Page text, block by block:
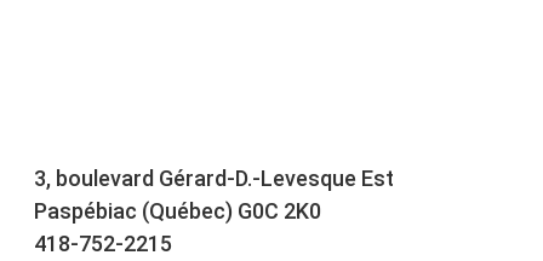
3, boulevard Gérard-D.-Levesque Est
Paspébiac (Québec) G0C 2K0
418-752-2215